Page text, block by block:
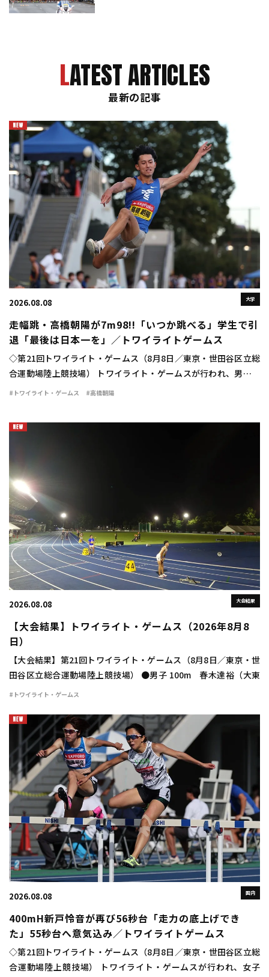
LATEST ARTICLES
最新の記事
大学
2026.08.08
走幅跳・高橋朝陽が7m98!!「いつか跳べる」学生で引
退「最後は日本一を」／トワイライトゲームス
◇第21回トワイライト・ゲームス（8月8日／東京・世田谷区立総
合運動場陸上競技場） トワイライト・ゲームスが行われ、男子走
幅跳は高橋朝陽（東海大）が7m98（＋0.3）の大ジャンプを見せ
#トワイライト・ゲームス #高橋朝陽
大会結果
2026.08.08
【大会結果】トワイライト・ゲームス（2026年8月8
日）
【大会結果】第21回トワイライト・ゲームス（8月8日／東京・世
田谷区立総合運動場陸上競技場） ●男子 100m 春木達裕（大東
大） 10秒24（＋1.8） 400m 豊田兼（トヨタ自動車） 46秒
#トワイライト・ゲームス
国内
2026.08.08
400mH新戸怜音が再び56秒台「走力の底上げでき
た」55秒台へ意気込み／トワイライトゲームス
◇第21回トワイライト・ゲームス（8月8日／東京・世田谷区立総
合運動場陸上競技場） トワイライト・ゲームスが行われ、女子